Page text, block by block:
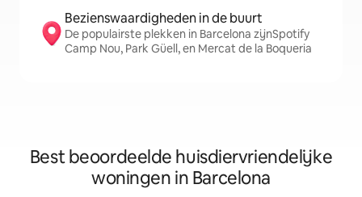
Bezienswaardigheden in de buurt
De populairste plekken in Barcelona zijnSpotify
Camp Nou, Park Güell, en Mercat de la Boqueria
Best beoordeelde huisdiervriendelijke
woningen in Barcelona